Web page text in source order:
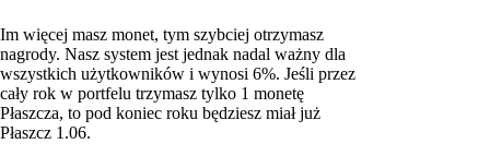
Im więcej masz monet, tym szybciej otrzymasz
nagrody. Nasz system jest jednak nadal ważny dla
wszystkich użytkowników i wynosi 6%. Jeśli przez
cały rok w portfelu trzymasz tylko 1 monetę
Płaszcza, to pod koniec roku będziesz miał już
Płaszcz 1.06.